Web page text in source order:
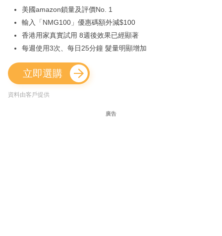
美國amazon鎖量及評價No. 1
輸入「NMG100」優惠碼額外減$100
香港用家真實試用 8週後效果已經顯著
每週使用3次、每日25分鐘 髮量明顯增加
立即選購
資料由客戶提供
廣告